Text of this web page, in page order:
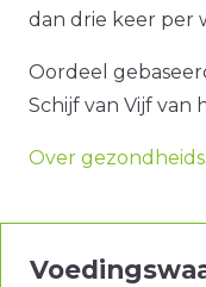
dan drie keer per
Oordeel
Schijf van Vijf van
Over